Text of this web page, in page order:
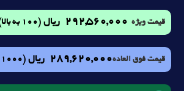
قیمت ویژه 292,560,000 ریال (100 به بالا)
قیمت فوق العاده289,620,000 ریال (1000 به بالا)